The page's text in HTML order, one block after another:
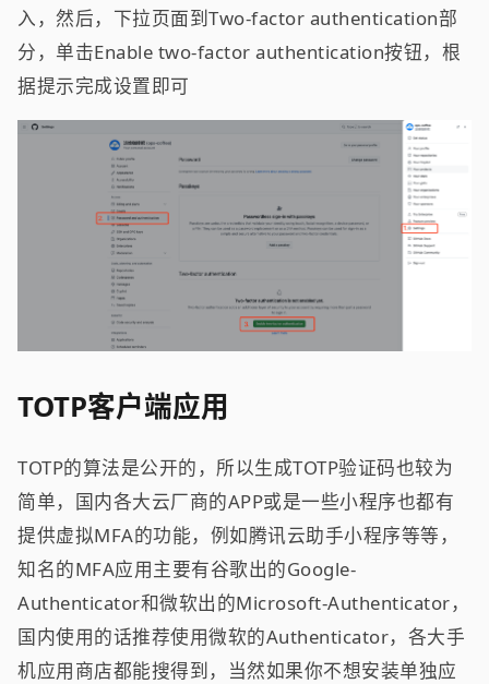
入，然后，下拉页面到Two-factor authentication部
分，单击Enable two-factor authentication按钮，根
据提示完成设置即可
TOTP客户端应用
TOTP的算法是公开的，所以生成TOTP验证码也较为
简单，国内各大云厂商的APP或是一些小程序也都有
提供虚拟MFA的功能，例如腾讯云助手小程序等等，
知名的MFA应用主要有谷歌出的Google-
Authenticator和微软出的Microsoft-Authenticator，
国内使用的话推荐使用微软的Authenticator，各大手
机应用商店都能搜得到，当然如果你不想安装单独应